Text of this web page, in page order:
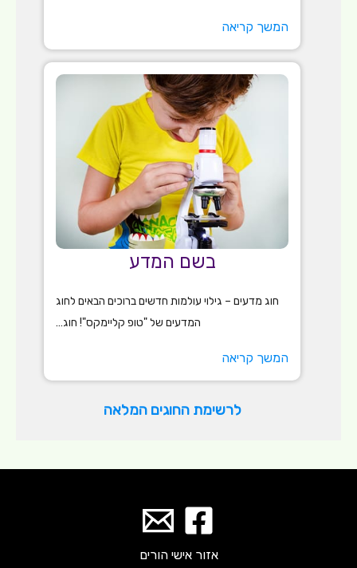
המשך קריאה
בשם המדע
חוג מדעים – גילוי עולמות חדשים ברוכים הבאים לחוג
המדעים של "טופ קליימקס"! חוג…
המשך קריאה
לרשימת החוגים המלאה
אזור אישי הורים